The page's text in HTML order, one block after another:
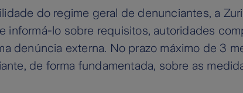
do regime geral de denunciantes, a
informá-lo sobre requisitos, autoridades
denúncia externa. No prazo máximo de 3
de forma fundamentada, sobre as